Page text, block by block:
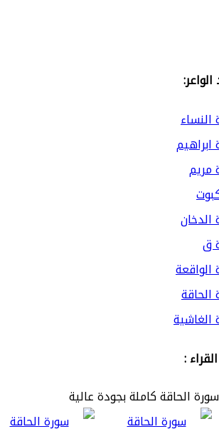
مريم
ق
الغاشية
:
الحاقة كاملة بجودة عالية